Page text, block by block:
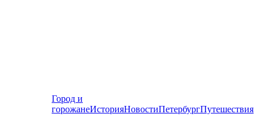
Город и
горожанеИсторияНовостиПетербургПутешествия